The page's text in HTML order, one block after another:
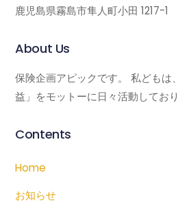
鹿児島県霧島市隼人町小田 1217-1
About Us
保険企画アピックです。 私どもは
益」をモットーに日々活動しており
Contents
Home
お知らせ